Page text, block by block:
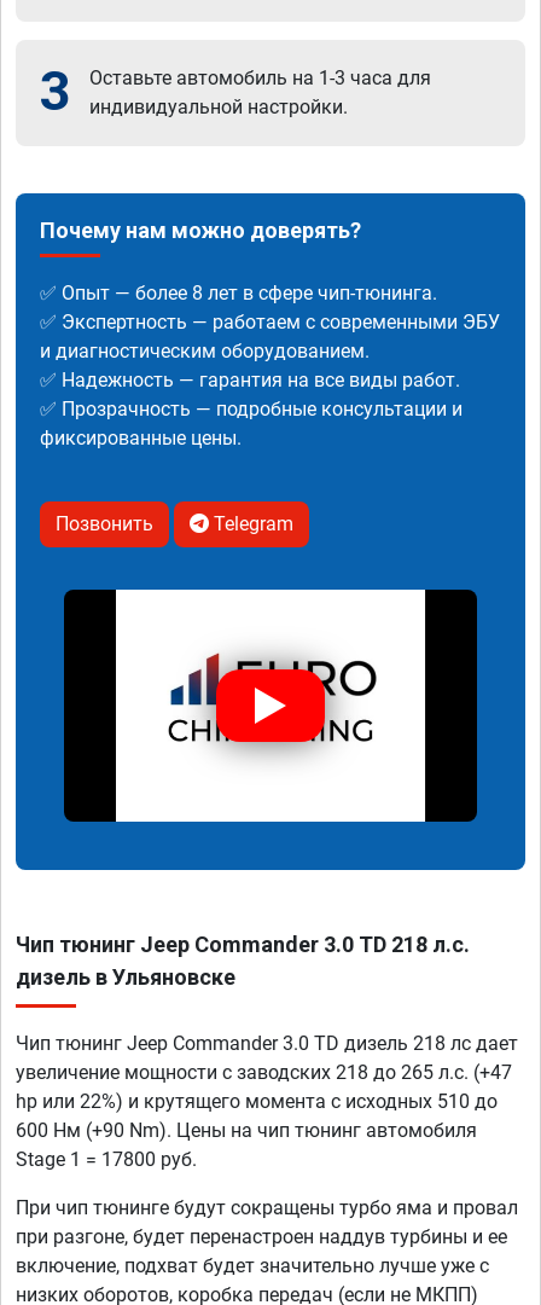
3
Оставьте автомобиль на 1-3 часа для
индивидуальной настройки.
Почему нам можно доверять?
✅ Опыт — более 8 лет в сфере чип-тюнинга.
✅ Экспертность — работаем с современными ЭБУ
и диагностическим оборудованием.
✅ Надежность — гарантия на все виды работ.
✅ Прозрачность — подробные консультации и
фиксированные цены.
Позвонить Telegram
Чип тюнинг Jeep Commander 3.0 TD 218 л.с.
дизель в Ульяновске
Чип тюнинг Jeep Commander 3.0 TD дизель 218 лс дает
увеличение мощности с заводских 218 до 265 л.с. (+47
hp или 22%) и крутящего момента с исходных 510 до
600 Нм (+90 Nm). Цены на чип тюнинг автомобиля
Stage 1 = 17800 руб.
При чип тюнинге будут сокращены турбо яма и провал
при разгоне, будет перенастроен наддув турбины и ее
включение, подхват будет значительно лучше уже с
низких оборотов, коробка передач (если не МКПП)